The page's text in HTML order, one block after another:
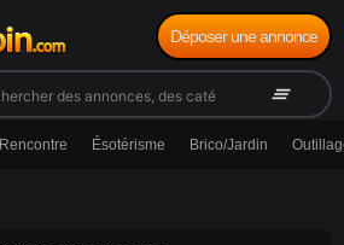
clear_all
Déposer une annonce
Rencontre Ésotérisme Brico/Jardin